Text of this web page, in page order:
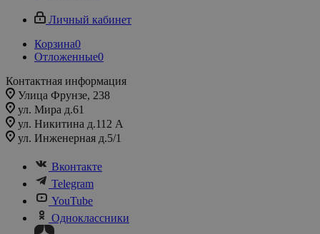
Личный кабинет
Корзина0
Отложенные0
Контактная информация
Улица Фрунзе, 238​
ул. Мира д.61
ул. Никитина д.112 А
ул. Инженерная д.5/1
Вконтакте
Telegram
YouTube
Одноклассники